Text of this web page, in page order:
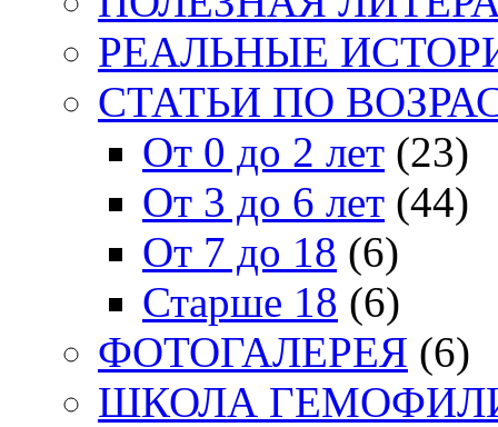
РЕАЛЬНЫЕ
СТАТЬИ ПО
От 0 до 2 лет (23)
От 3 до 6 лет (44)
От 7 до 18 (6)
Старше 18 (6)
ФОТОГАЛЕРЕЯ (6)
ШКОЛА